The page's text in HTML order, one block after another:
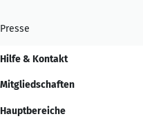
Presse
Hilfe & Kontakt
Mitgliedschaften
Hauptbereiche